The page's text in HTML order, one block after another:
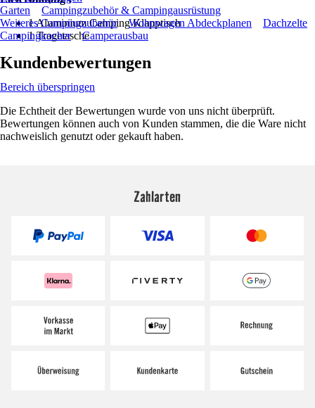
1 Aluminium Camping Klapptisch
1 Tragetasche
Garten
Campingzubehör & Campingausrüstung
Weiteres Campingzubehör
Wohnwagen Abdeckplanen
Dachzelte
Campingkocher
Camperausbau
Kundenbewertungen
Bereich überspringen
Die Echtheit der Bewertungen wurde von uns nicht überprüft.
Bewertungen können auch von Kunden stammen, die die Ware nicht
nachweislich genutzt oder gekauft haben.
Zahlarten